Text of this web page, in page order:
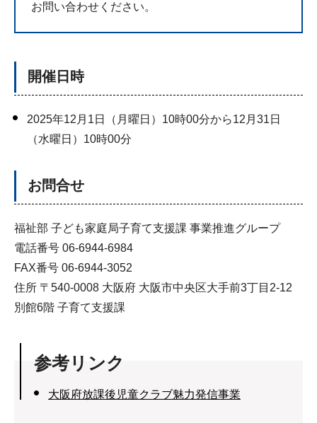
お問い合わせください。
開催日時
2025年12月1日（月曜日）10時00分から12月31日
（水曜日）10時00分
お問合せ
福祉部 子ども家庭局子育て支援課 事業推進グループ
電話番号 06-6944-6984
FAX番号 06-6944-3052
住所 〒540-0008 大阪府 大阪市中央区大手前3丁目2-12
別館6階 子育て支援課
参考リンク
大阪府放課後児童クラブ魅力発信事業